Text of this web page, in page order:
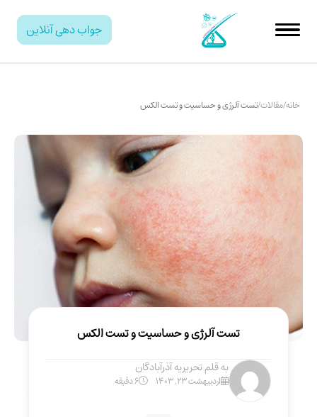
جواب دهی آنلاین
خانه/مقالات/تست آلرژی و حساسیت و تست الکس
تست آلرژی و حساسیت و تست الکس
به قلمتحریریه آذرآبادگان
اردیبهشت ۲۳, ۱۴۰۳ 6 دقیقه